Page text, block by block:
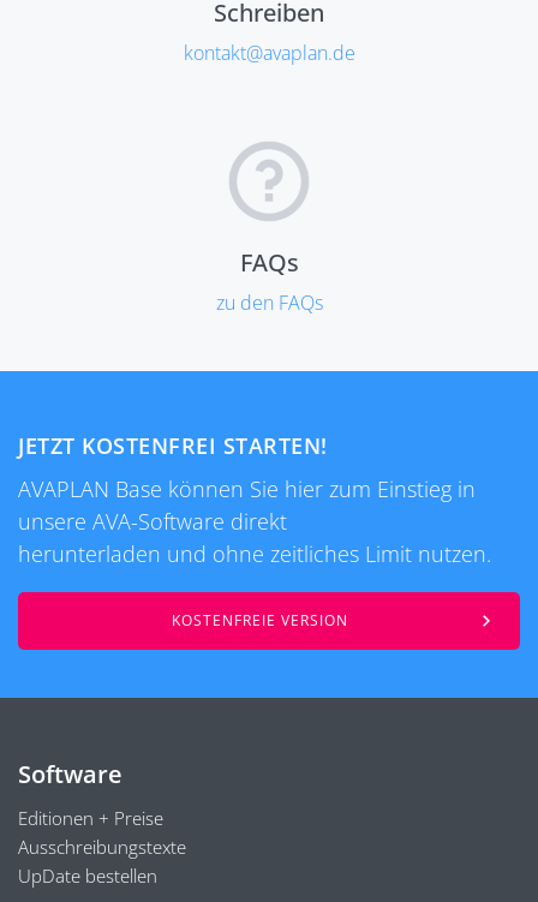
Schreiben
kontakt@avaplan.de
FAQs
zu den FAQs
JETZT KOSTENFREI STARTEN!
AVAPLAN Base können Sie hier zum Einstieg in
unsere AVA-Software direkt
herunterladen und ohne zeitliches Limit nutzen.
KOSTENFREIE VERSION
Software
Editionen + Preise
Ausschreibungstexte
UpDate bestellen